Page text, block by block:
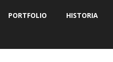
PORTFOLIO HISTORIA